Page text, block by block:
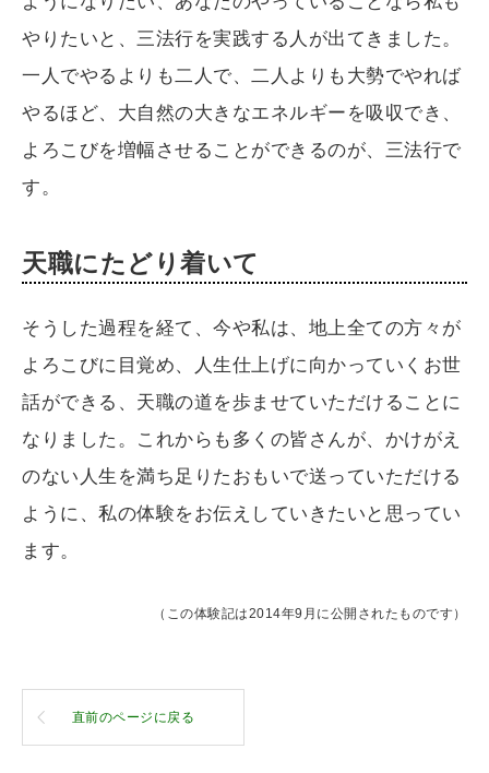
やりたいと、三法行を実践する人が出てきました。
一人でやるよりも二人で、二人よりも大勢でやれば
やるほど、大自然の大きなエネルギーを吸収でき、
よろこびを増幅させることができるのが、三法行で
す。
天職にたどり着いて
そうした過程を経て、今や私は、地上全ての方々が
よろこびに目覚め、人生仕上げに向かっていくお世
話ができる、天職の道を歩ませていただけることに
なりました。これからも多くの皆さんが、かけがえ
のない人生を満ち足りたおもいで送っていただける
ように、私の体験をお伝えしていきたいと思ってい
ます。
（この体験記は2014年9月に公開されたものです）
直前のページに戻る